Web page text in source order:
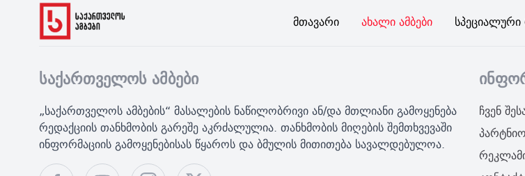
Მთავარი Ახალი Ამბები
საქართველოს ამბები
„საქართველოს ამბების“ მასალების ნაწილობრივი ან/და მთლიანი გამოყენება
რედაქციის თანხმობის გარეშე აკრძალულია. თანხმობის მიღების შემთხვევაში
ინფორმაციის გამოყენებისას წყაროს და ბმულის მითითება სავალდებულოა.
ჩვენ